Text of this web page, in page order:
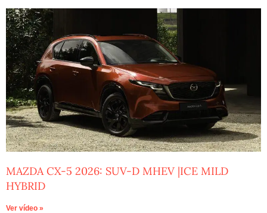
MAZDA CX-5 2026: SUV-D MHEV |ICE MILD
HYBRID
Ver vídeo »